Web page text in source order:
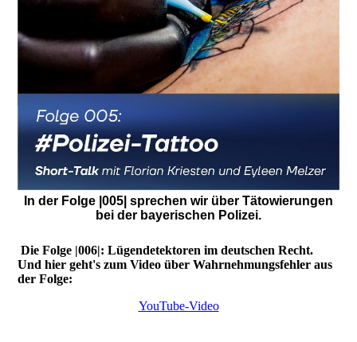
In der Folge |005| sprechen wir über Tätowierungen
bei der bayerischen Polizei.
Die Folge |006|: Lügendetektoren im deutschen Recht.
Und hier geht's zum Video über Wahrnehmungsfehler aus
der Folge:
YouTube-Video